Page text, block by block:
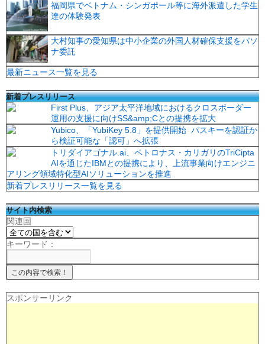
福岡県でベトナム・シンガポール等に海外派遣した学生
達の体験発表
大村知事の愛知県は中小企業の外国人材確保支援をパソ
ナ委託
最新ニュース一覧を見る
新着プレスリリース
First Plus、アジア太平洋地域におけるクロスボーダー
運用の支援に向けSS&amp;Cとの提携を拡大
Yubico、「YubiKey 5.8」を提供開始 パスキーを認証か
ら検証可能な「認可」へ拡張
トリダイアゴナル.ai、ペトロナス・カリガリのTriCipta
AIを通じたIBMとの提携により、上流事業向けエンジニ
アリング領域特化型AIソリューションを推進
新着プレスリリース一覧を見る
サイト内検索
関連国
キーワード：
スポンサーリンク